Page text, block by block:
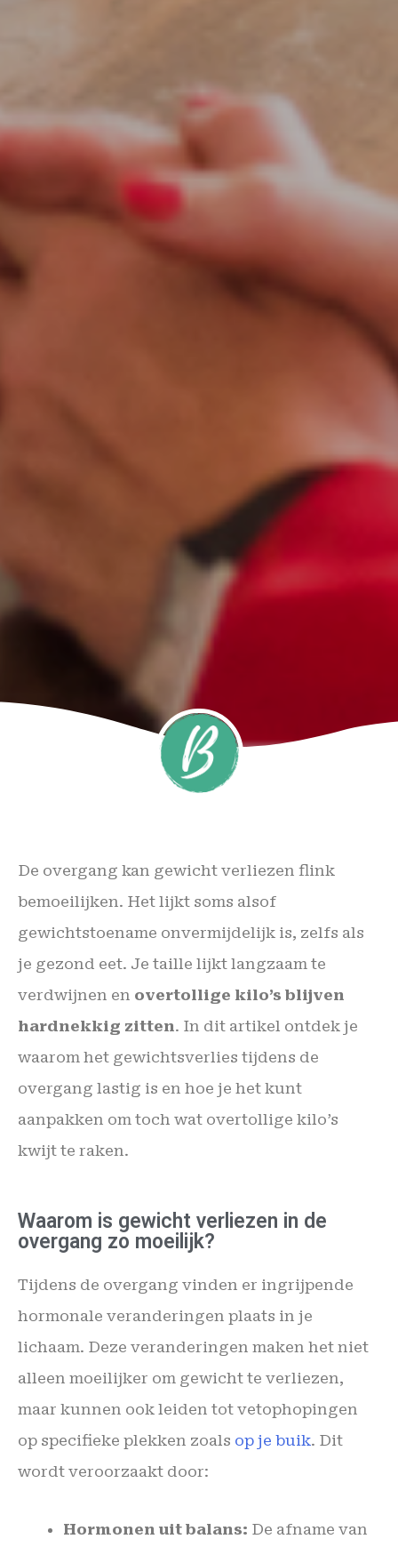
De overgang kan gewicht verliezen flink
bemoeilijken. Het lijkt soms alsof
gewichtstoename onvermijdelijk is, zelfs als
je gezond eet. Je taille lijkt langzaam te
verdwijnen en overtollige kilo’s blijven
hardnekkig zitten. In dit artikel ontdek je
waarom het gewichtsverlies tijdens de
overgang lastig is en hoe je het kunt
aanpakken om toch wat overtollige kilo’s
kwijt te raken.
Waarom is gewicht verliezen in de
overgang zo moeilijk?
Tijdens de overgang vinden er ingrijpende
hormonale veranderingen plaats in je
lichaam. Deze veranderingen maken het niet
alleen moeilijker om gewicht te verliezen,
maar kunnen ook leiden tot vetophopingen
op specifieke plekken zoals op je buik. Dit
wordt veroorzaakt door:
Hormonen uit balans: De afname van